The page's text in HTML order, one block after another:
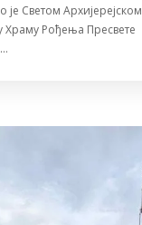
је Светом Архијерејском
Храму Рођења Пресвете